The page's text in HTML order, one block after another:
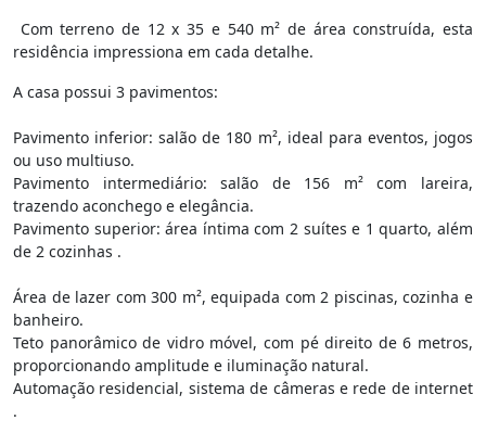
Com terreno de 12 x 35 e 540 m² de área construída, esta
residência impressiona em cada detalhe.
A casa possui 3 pavimentos:
Pavimento inferior: salão de 180 m², ideal para eventos, jogos
ou uso multiuso.
Pavimento intermediário: salão de 156 m² com lareira,
trazendo aconchego e elegância.
Pavimento superior: área íntima com 2 suítes e 1 quarto, além
de 2 cozinhas .
Área de lazer com 300 m², equipada com 2 piscinas, cozinha e
banheiro.
Teto panorâmico de vidro móvel, com pé direito de 6 metros,
proporcionando amplitude e iluminação natural.
Automação residencial, sistema de câmeras e rede de internet
.